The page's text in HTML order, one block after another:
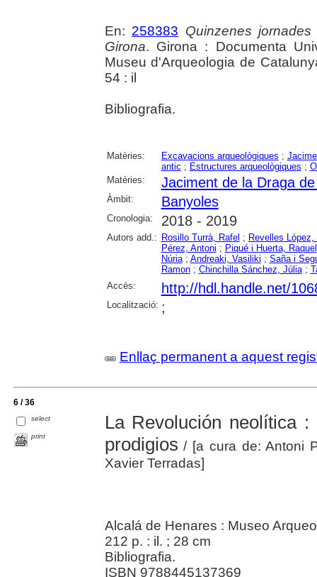
En: 258383 Quinzenes
Girona. Girona : Documenta
Museu d'Arqueologia de
54 : il
Bibliografia.
Matèries: Excavacions arqueològiques ;
antic ; Estructures arqueològiques ;
Matèries:
Jaciment de la Draga
Àmbit: Banyoles
Cronologia: 2018 - 2019
Autors add.: Rosillo Turrà, Rafel ; Revelles López,
Pérez, Antoni ; Piqué i Huerta, Raquel
Núria; Andreaki, Vasiliki ; Saña i
Ramon; Chinchilla Sánchez, Júlia;
Accés:
http://hdl.handle.net/
Localització: ;
Enllaç permanent a aquest
6 / 36
select
print
La Revolución neolítica
prodigios / [a cura de: Antoni
Xavier Terradas]
Alcalá de Henares : Museo
212 p. : il. ; 28 cm
Bibliografia.
ISBN 9788445137369